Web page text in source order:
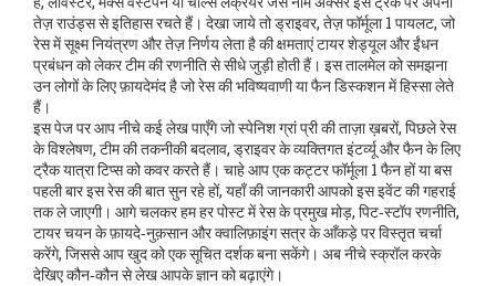
तेज़ राउंड्स से इतिहास रचते हैं। देखा जाये तोड्राइवर, तेज़ फॉर्मूला 1 पायलट, जो
रेस में सूक्ष्म नियंत्रण और तेज़ निर्णय लेता हैकी क्षमताएं टायर शेड्यूल और ईंधन
प्रबंधन को लेकर टीम की रणनीति से सीधे जुड़ी होती हैं। इस तालमेल को समझना
उन लोगों के लिए फ़ायदेमंद है जो रेस की भविष्यवाणी या फैन डिस्कशन में हिस्सा लेते
हैं।
इस पेज पर आप नीचे कई लेख पाएँगे जो स्पेनिश ग्रां प्री की ताज़ा ख़बरों, पिछले रेस
के विश्लेषण, टीम की तकनीकी बदलाव, ड्राइवर के व्यक्तिगत इंटर्व्यू और फैन के लिए
ट्रैक यात्रा टिप्स को कवर करते हैं। चाहे आप एक कट्टर फॉर्मूला 1 फैन हों या बस
पहली बार इस रेस की बात सुन रहे हों, यहाँ की जानकारी आपको इस इवेंट की गहराई
तक ले जाएगी। आगे चलकर हम हर पोस्ट में रेस के प्रमुख मोड़, पिट‑स्टॉप रणनीति,
टायर चयन के फ़ायदे‑नुक़सान और क्वालिफ़ाइंग सत्र के आँकड़े पर विस्तृत चर्चा
करेंगे, जिससे आप खुद को एक सूचित दर्शक बना सकेंगे। अब नीचे स्क्रॉल करके
देखिए कौन‑कौन से लेख आपके ज्ञान को बढ़ाएंगे।